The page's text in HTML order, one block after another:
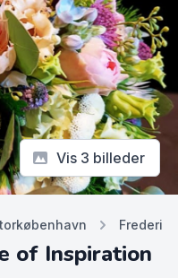
Vis 3 billeder
of Inspiration